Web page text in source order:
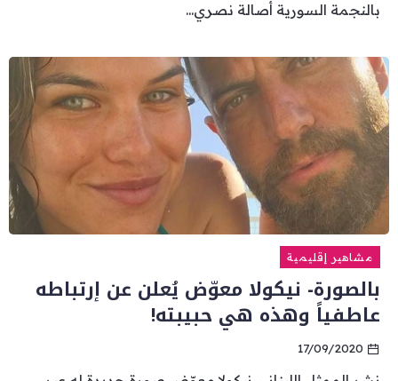
بالنجمة السورية أصالة نصري...
مشاهير إقليمية
بالصورة- نيكولا معوّض يُعلن عن إرتباطه
عاطفياً وهذه هي حبيبته!
17/09/2020